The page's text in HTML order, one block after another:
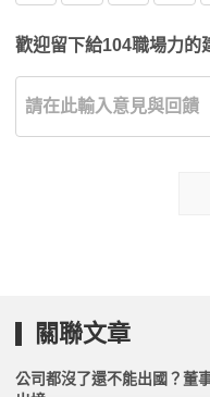
歡迎留下給104職場力的
關聯文章
公司都沒了還不能出國？董